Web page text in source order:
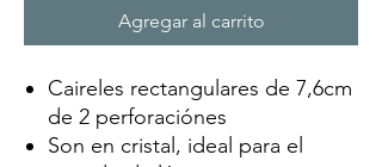
Agregar al carrito
Caireles rectangulares de 7,6cm
de 2 perforaciónes
Son en cristal, ideal para el